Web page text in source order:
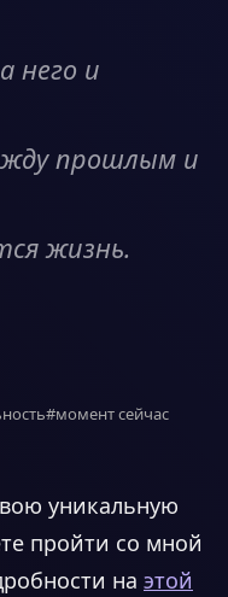
него и
прошлым и
жизнь.
#момент сейчас
уникальную
пройти со мной
на этой